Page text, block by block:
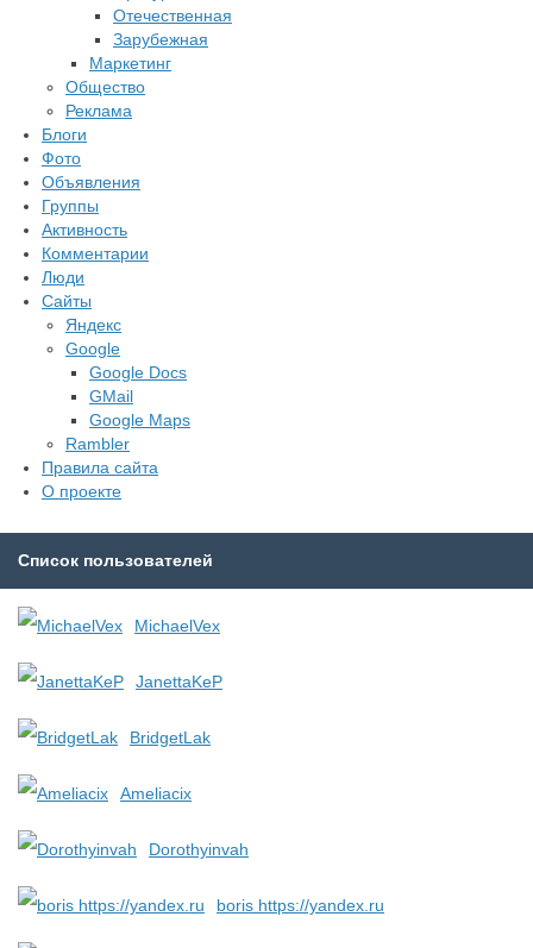
Отечественная
Зарубежная
Маркетинг
Общество
Реклама
Блоги
Фото
Объявления
Группы
Активность
Комментарии
Люди
Сайты
Яндекс
Google
Google Docs
GMail
Google Maps
Rambler
Правила сайта
О проекте
Список пользователей
MichaelVex
JanettaKeP
BridgetLak
Ameliacix
Dorothyinvah
boris https://yandex.ru